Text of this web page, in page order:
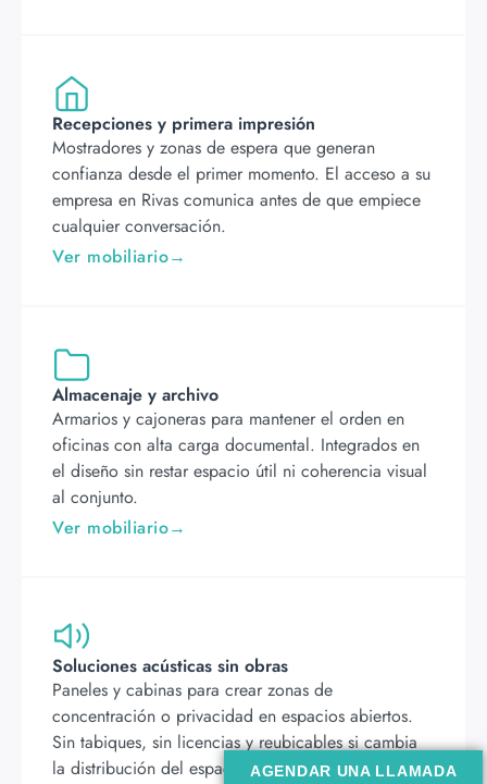
AGENDAR UNA LLAMADA
Recepciones y primera impresión
Mostradores y zonas de espera que generan
confianza desde el primer momento. El acceso a su
empresa en Rivas comunica antes de que empiece
cualquier conversación.
Ver mobiliario
Almacenaje y archivo
Armarios y cajoneras para mantener el orden en
oficinas con alta carga documental. Integrados en
el diseño sin restar espacio útil ni coherencia visual
al conjunto.
Ver mobiliario
Soluciones acústicas sin obras
Paneles y cabinas para crear zonas de
concentración o privacidad en espacios abiertos.
Sin tabiques, sin licencias y reubicables si cambia
la distribución del espacio.